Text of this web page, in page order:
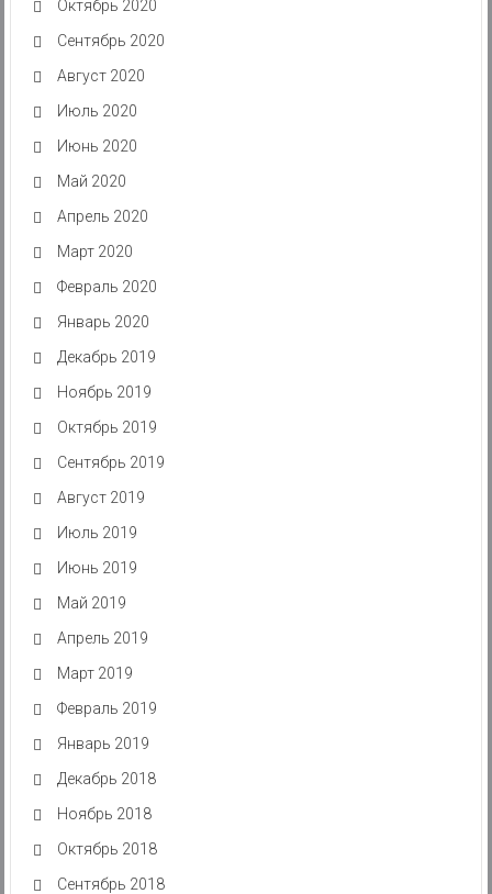
Октябрь 2020
Сентябрь 2020
Август 2020
Июль 2020
Июнь 2020
Май 2020
Апрель 2020
Март 2020
Февраль 2020
Январь 2020
Декабрь 2019
Ноябрь 2019
Октябрь 2019
Сентябрь 2019
Август 2019
Июль 2019
Июнь 2019
Май 2019
Апрель 2019
Март 2019
Февраль 2019
Январь 2019
Декабрь 2018
Ноябрь 2018
Октябрь 2018
Сентябрь 2018